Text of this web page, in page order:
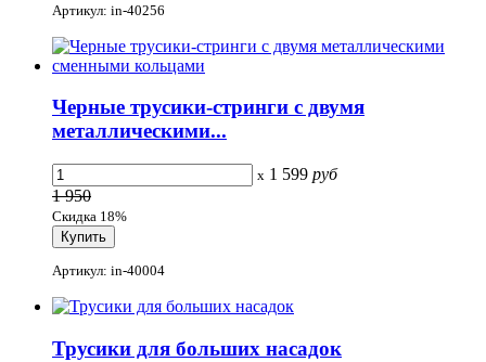
Артикул: in-40256
Черные трусики-стринги с двумя
металлическими...
x 1 599 руб
1 950
Скидка 18%
Артикул: in-40004
Трусики для больших насадок